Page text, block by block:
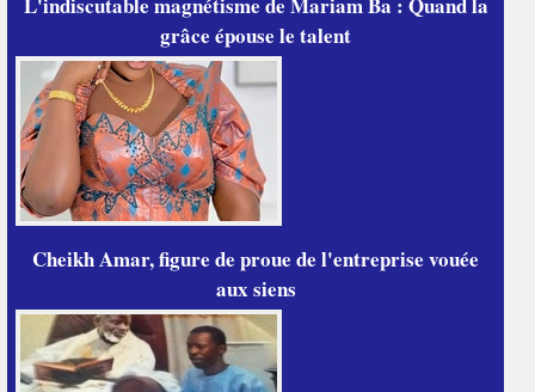
grâce épouse le talent
Cheikh Amar, figure de proue de l'entreprise vouée
aux siens